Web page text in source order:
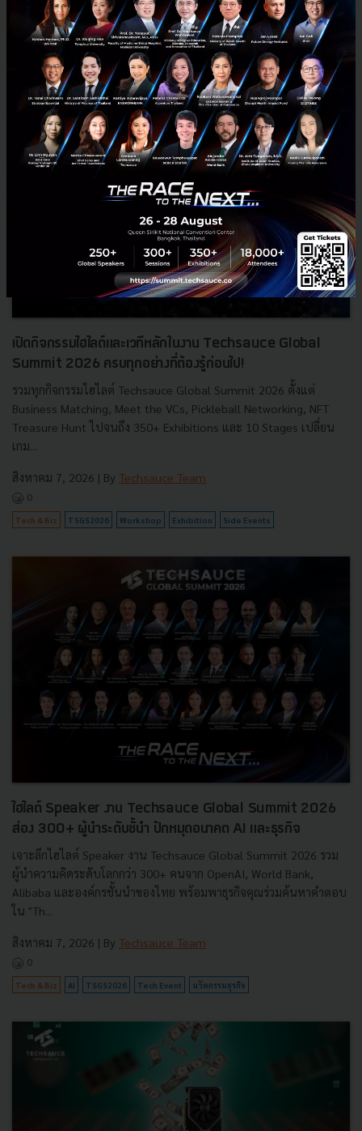
RELATED ARTICLE
เปิดกิจกรรมไฮไลต์และเวทีหลักในงาน Techsauce Global
Summit 2026 ครบทุกอย่างที่ต้องรู้ก่อนไป!
รวมทุกกิจกรรมไฮไลต์ Techsauce Global Summit 2026 ตั้งแต่
Business Matching, Meet the VCs, Pickleball Networking, NFT
Treasure Hunt ไปจนถึง 350+ Exhibitions และ 10 Stages เปลี่ยน
เกม...
สิงหาคม 7, 2026 | By Techsauce Team
0
Tech & Biz TSGS2026 Workshop Exhibition Side Events
ไฮไลต์ Speaker งาน Techsauce Global Summit 2026
ส่อง 300+ ผู้นำระดับชั้นำ ปักหมุดอนาคต AI และธุรกิจ
เจาะลึกไฮไลต์ Speaker งาน Techsauce Global Summit 2026 รวม
ผู้นำความคิดระดับโลกกว่า 300+ คนจาก OpenAI, World Bank,
Alibaba และองค์กรชั้นนำของไทย พร้อมพาธุรกิจคุณร่วมค้นหาคำตอบ
ใน "Th...
สิงหาคม 7, 2026 | By Techsauce Team
0
Tech & Biz AI TSGS2026 Tech Event นวัตกรรมธุรกิจ